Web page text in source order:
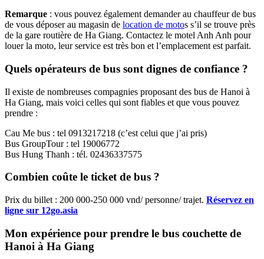
Remarque : vous pouvez également demander au chauffeur de bus
de vous déposer au magasin de location de motos s’il se trouve près
de la gare routière de Ha Giang. Contactez le motel Anh Anh pour
louer la moto, leur service est très bon et l’emplacement est parfait.
Quels opérateurs de bus sont dignes de confiance ?
Il existe de nombreuses compagnies proposant des bus de Hanoi à
Ha Giang, mais voici celles qui sont fiables et que vous pouvez
prendre :
Cau Me bus : tel 0913217218 (c’est celui que j’ai pris)
Bus GroupTour : tel 19006772
Bus Hung Thanh : tél. 02436337575
Combien coûte le ticket de bus ?
Prix du billet : 200 000-250 000 vnd/ personne/ trajet. Réservez en
ligne sur 12go.asia
Mon expérience pour prendre le bus couchette de
Hanoi à Ha Giang